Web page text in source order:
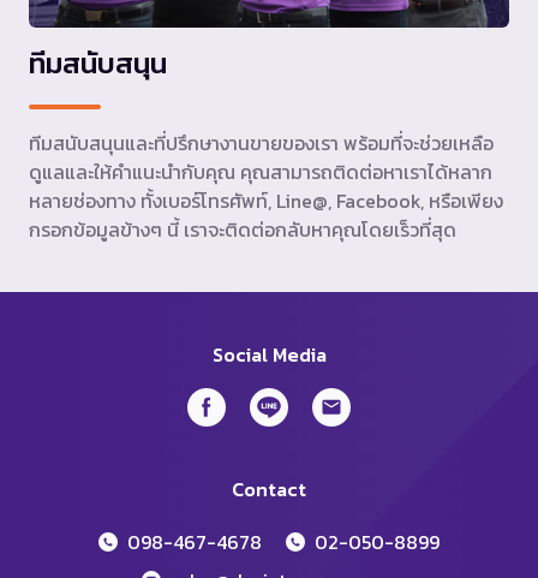
ทีมสนับสนุน
ทีมสนับสนุนและที่ปรึกษางานขายของเรา พร้อมที่จะช่วยเหลือ
ดูแลและให้คำแนะนำกับคุณ คุณสามารถติดต่อหาเราได้หลาก
หลายช่องทาง ทั้งเบอร์โทรศัพท์, Line@, Facebook, หรือเพียง
กรอกข้อมูลข้างๆ นี้ เราจะติดต่อกลับหาคุณโดยเร็วที่สุด
Social Media
Contact
098-467-4678
02-050-8899